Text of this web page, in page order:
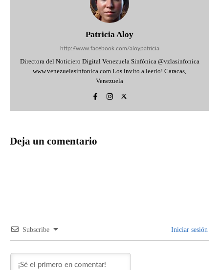
Patricia Aloy
http://www.facebook.com/aloypatricia
Directora del Noticiero Digital Venezuela Sinfónica @vzlasinfonica
www.venezuelasinfonica.com Los invito a leerlo! Caracas,
Venezuela
Deja un comentario
Subscribe Iniciar sesión